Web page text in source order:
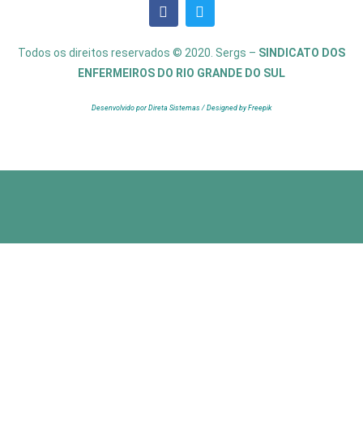
Todos os direitos reservados © 2020. Sergs – SINDICATO DOS
ENFERMEIROS DO RIO GRANDE DO SUL
Desenvolvido por Direta Sistemas / Designed by Freepik